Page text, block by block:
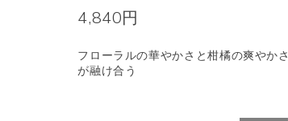
4,840円
フローラルの華やかさと柑橘の爽やかさ
が融け合う